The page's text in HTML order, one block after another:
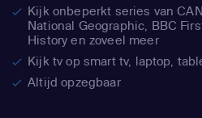
Kijk onbeperkt series van
National Geographic, BBC
History en zoveel meer
Kijk tv op smart tv, laptop,
Altijd opzegbaar